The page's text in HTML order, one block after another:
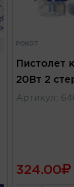
РОКОТ
Пистолет
20Вт 2
Артикул :
324.00